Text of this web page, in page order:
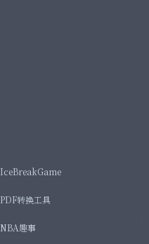
IceBreakGame
PDF转换工具
NBA趣事